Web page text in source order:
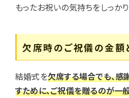
もったお祝いの気持ちをしっか
欠席時のご祝儀の金額
結婚式を欠席する場合でも、
すために、ご祝儀を贈るのが一